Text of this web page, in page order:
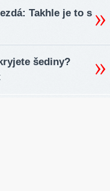
Takhle je to s
šediny?